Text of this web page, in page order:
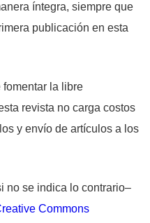
íntegra, siempre que
publicación en esta
la libre
revista no carga costos
y envío de artículos a los
no se indica lo contrario–
Commons